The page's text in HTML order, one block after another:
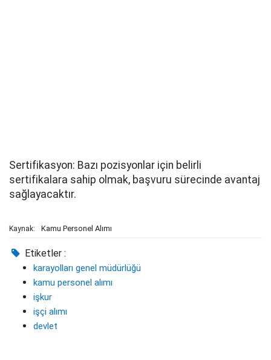
Sertifikasyon: Bazı pozisyonlar için belirli
sertifikalara sahip olmak, başvuru sürecinde avantaj
sağlayacaktır.
Kaynak: Kamu Personel Alımı
Etiketler :
karayolları genel müdürlüğü
kamu personel alımı
işkur
işçi alımı
devlet